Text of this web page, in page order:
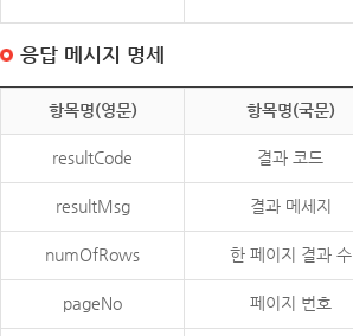
응답 메시지 명세
항목명(영문) 항목명(국문)
resultCode 결과 코드
resultMsg 결과 메세지
numOfRows 한 페이지 결과 수
pageNo 페이지 번호